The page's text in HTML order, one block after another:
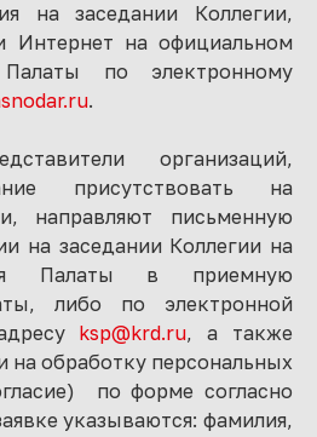
на заседании Коллегии,
Интернет на официальном
Палаты по электронному
.
организаций,
присутствовать на
направляют письменную
на заседании Коллегии на
Палаты в приемную
либо по электронной
ksp@krd.ru, а также
на обработку персональных
по форме согласно
указываются: фамилия,